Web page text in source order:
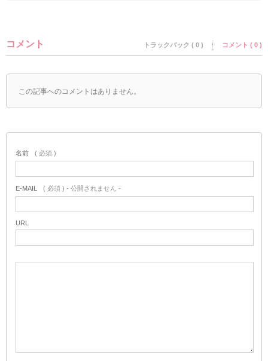
コメント トラックバック ( 0 ) コメント ( 0 )
この記事へのコメントはありません。
名前 ( 必須 )
E-MAIL ( 必須 ) - 公開されません -
URL